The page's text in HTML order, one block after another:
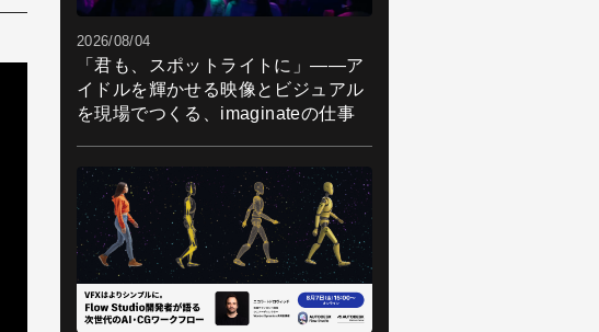
2026/08/04
「君も、スポットライトに」――ア
イドルを輝かせる映像とビジュアル
を現場でつくる、imaginateの仕事